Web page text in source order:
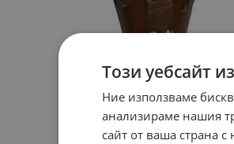
Този уебсайт
Ние използваме
анализираме нашия
сайт от ваша страна